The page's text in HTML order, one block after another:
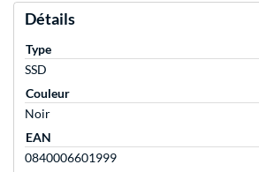
Détails
Type
SSD
Couleur
Noir
EAN
0840006601999